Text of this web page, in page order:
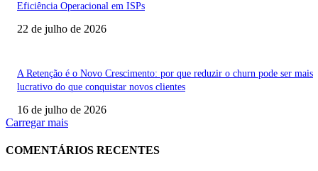
Eficiência Operacional em ISPs
22 de julho de 2026
A Retenção é o Novo Crescimento: por que reduzir o churn pode ser mais
lucrativo do que conquistar novos clientes
16 de julho de 2026
Carregar mais
COMENTÁRIOS RECENTES